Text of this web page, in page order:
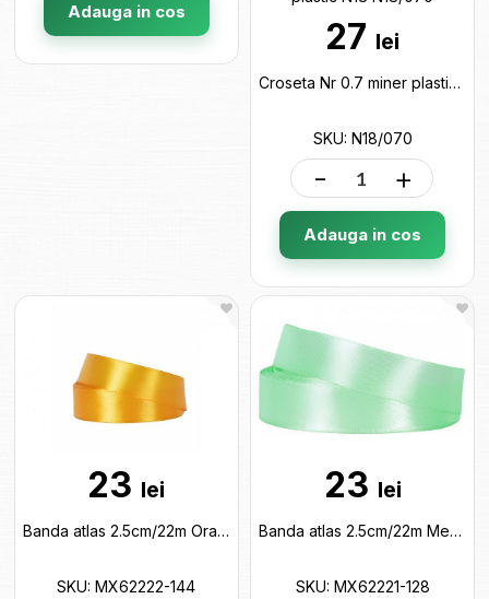
Adauga in cos
27 lei
Croseta Nr 0.7 miner plastic N18 N18/070
SKU: N18/070
- +
Adauga in cos
23 lei
Banda atlas 2.5cm/22m Oranj MX62222-144
SKU: MX62222-144
23 lei
Banda atlas 2.5cm/22m Menta MX62221-128
SKU: MX62221-128